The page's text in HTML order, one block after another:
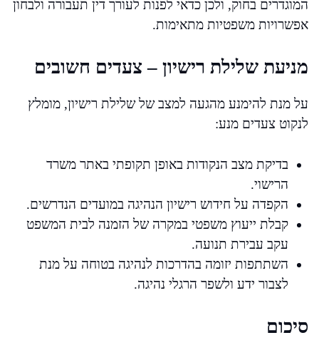
המוגדרים בחוק, ולכן כדאי לפנות לעורך דין תעבורה ולבחון
אפשרויות משפטיות מתאימות.
מניעת שלילת רישיון – צעדים חשובים
על מנת להימנע מהגעה למצב של שלילת רישיון, מומלץ
לנקוט צעדים מנע:
בדיקת מצב הנקודות באופן תקופתי באתר משרד
הרישוי.
הקפדה על חידוש רישיון הנהיגה במועדים הנדרשים.
קבלת ייעוץ משפטי במקרה של הזמנה לבית המשפט
עקב עבירת תנועה.
השתתפות יזומה בהדרכות לנהיגה בטוחה על מנת
לצבור ידע ולשפר הרגלי נהיגה.
סיכום